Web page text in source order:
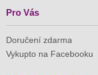
Pro Vás
Doručení zdarma
Vykupto na Facebooku